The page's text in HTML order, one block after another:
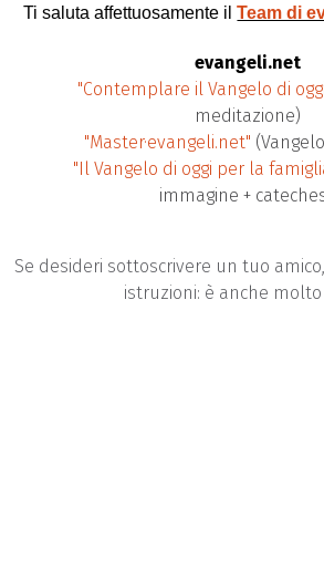
Ti saluta affettuosamente ilTeam di
evangeli.net
"Contemplare il Vangelo di
meditazione)
"Master·evangeli.net"
"Il Vangelo di oggi per la
immagine +
Se desideri sottoscrivere un tuo
istruzioni: è anche molto